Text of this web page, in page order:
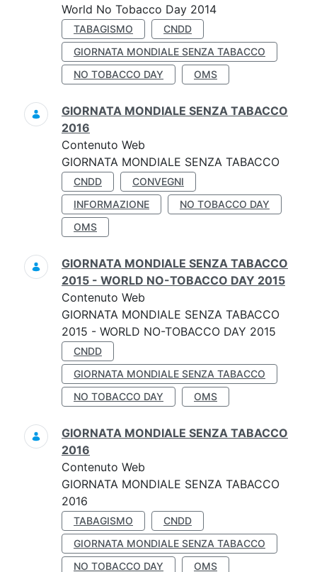
World No Tobacco Day 2014
TABAGISMO
CNDD
GIORNATA MONDIALE SENZA TABACCO
NO TOBACCO DAY
OMS
GIORNATA MONDIALE SENZA TABACCO
2016
Contenuto Web
GIORNATA MONDIALE SENZA TABACCO
CNDD
CONVEGNI
INFORMAZIONE
NO TOBACCO DAY
OMS
GIORNATA MONDIALE SENZA TABACCO
2015 - WORLD NO-TOBACCO DAY 2015
Contenuto Web
GIORNATA MONDIALE SENZA TABACCO
2015 - WORLD NO-TOBACCO DAY 2015
CNDD
GIORNATA MONDIALE SENZA TABACCO
NO TOBACCO DAY
OMS
GIORNATA MONDIALE SENZA TABACCO
2016
Contenuto Web
GIORNATA MONDIALE SENZA TABACCO
2016
TABAGISMO
CNDD
GIORNATA MONDIALE SENZA TABACCO
NO TOBACCO DAY
OMS